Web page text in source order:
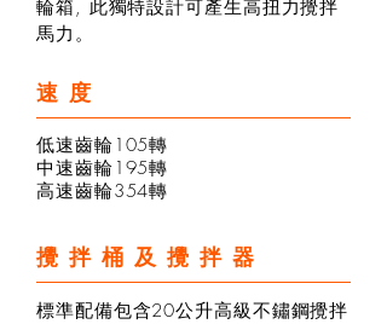
輪箱, 此獨特設計可產生高扭力攪拌
馬力。
速度
低速齒輪105轉
中速齒輪195轉
高速齒輪354轉
攪拌桶及攪拌器
標準配備包含20公升高級不鏽鋼攪拌